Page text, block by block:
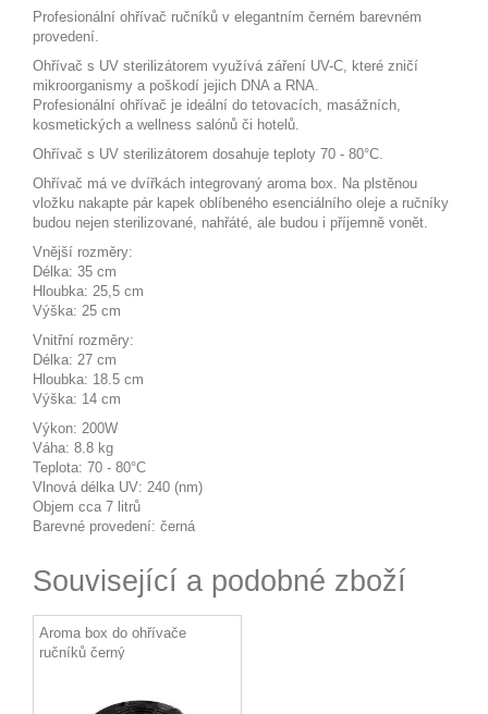
Profesionální ohřívač ručníků v elegantním černém barevném
provedení.
Ohřívač s UV sterilizátorem využívá záření UV-C, které zničí
mikroorganismy a poškodí jejich DNA a RNA.
Profesionální ohřívač je ideální do tetovacích, masážních,
kosmetických a wellness salónů či hotelů.
Ohřívač s UV sterilizátorem dosahuje teploty 70 - 80°C.
Ohřívač má ve dvířkách integrovaný aroma box. Na plstěnou
vložku nakapte pár kapek oblíbeného esenciálního oleje a ručníky
budou nejen sterilizované, nahřáté, ale budou i příjemně vonět.
Vnější rozměry:
Délka: 35 cm
Hloubka: 25,5 cm
Výška: 25 cm
Vnitřní rozměry:
Délka: 27 cm
Hloubka: 18.5 cm
Výška: 14 cm
Výkon: 200W
Váha: 8.8 kg
Teplota: 70 - 80°C
Vlnová délka UV: 240 (nm)
Objem cca 7 litrů
Barevné provedení: černá
Související a podobné zboží
Aroma box do ohřívače
ručníků černý